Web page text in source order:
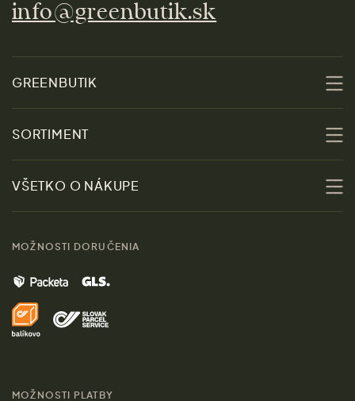
info@greenbutik.sk
GREENBUTIK
Udržateľnosť
Kontakt
Značky
Pre médiá
SORTIMENT
Zľavy
Ženy
Muži
Darčeky
VŠETKO O NÁKUPE
Doprava a platba
MOŽNOSTI DORUČENIA
MOŽNOSTI PLATBY